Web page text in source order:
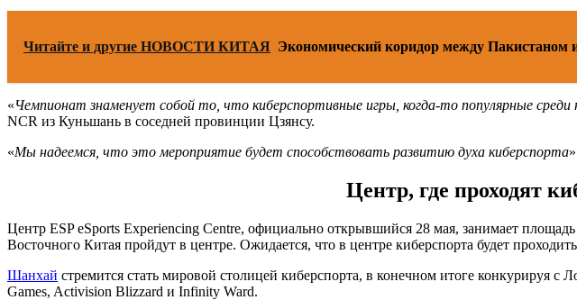
Читайте и другие НОВОСТИ КИТАЯ Экономический коридор между Пакистаном
«Чемпионат знаменует собой то, что киберспортивные игры, когда-то популярные
NCR из Куньшань в соседней провинции Цзянсу.
«Мы надеемся, что это мероприятие будет способствовать развитию духа киберспорта
Центр, где проходят
Центр ESP eSports Experiencing Centre, официально открывшийся 28 мая, занимает
Восточного Китая пройдут в центре. Ожидается, что в центре киберспорта будет
Шанхай стремится стать мировой столицей киберспорта, в конечном итоге конкурируя
Games, Activision Blizzard и Infinity Ward.